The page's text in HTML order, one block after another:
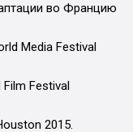
во Францию
Media Festival
Festival
2015.